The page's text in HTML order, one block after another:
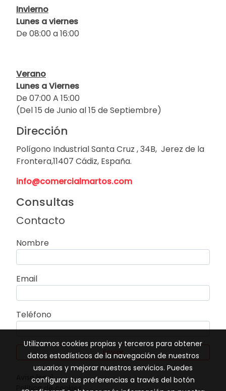
Invierno
Lunes a viernes
De 08:00 a 16:00
Verano
Lunes a Viernes
De 07:00 A 15:00
(Del 15 de Junio al 15 de Septiembre)
Dirección
Polígono Industrial Santa Cruz , 34B, Jerez de la
Frontera,11407 Cádiz, España.
info@comercialmartos.com
Consultas
Contacto
Nombre
Email
Teléfono
Enviar
Aviso legal
Política de cookies
Utilizamos cookies propias y terceros para obtener
datos estadísticos de la navegación de nuestros
usuarios y mejorar nuestros servicios. Puedes
configurar tus preferencias a través del botón